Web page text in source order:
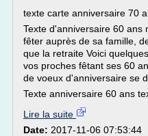
texte carte anniversaire 70
Texte d'anniversaire 60 ans
fêter auprès de sa famille,
que la retraite Voici
vos proches fêtant ses 60
de voeux d'anniversaire se
Texte anniversaire 60 ans
Lire la suite
Date: 2017-11-06 07:53:44